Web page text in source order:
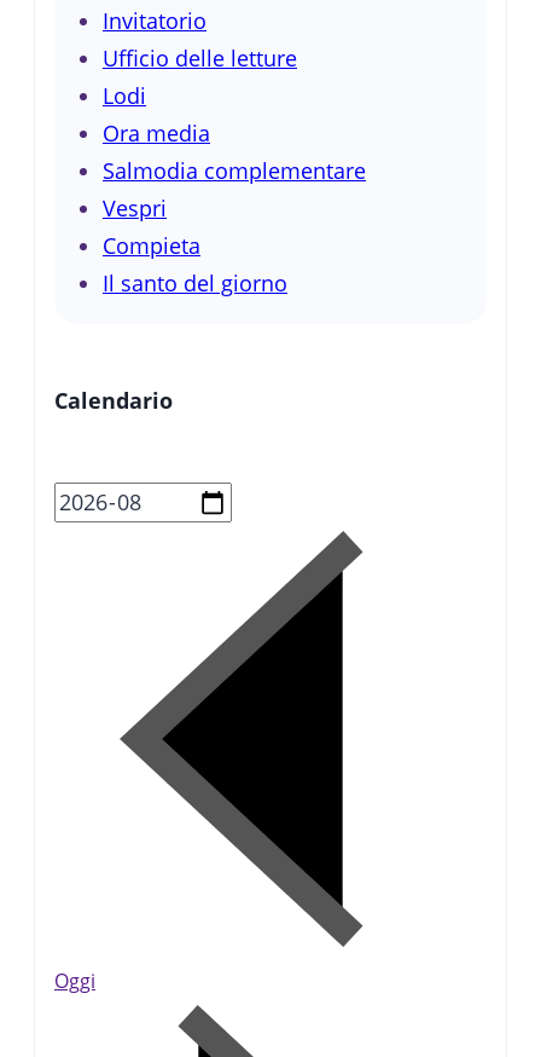
Invitatorio
Ufficio delle letture
Lodi
Ora media
Salmodia complementare
Vespri
Compieta
Il santo del giorno
Calendario
Oggi